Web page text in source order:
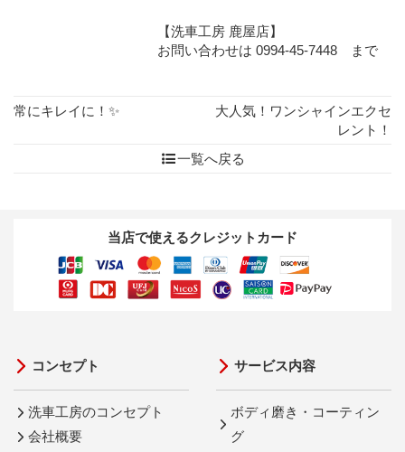
【洗車工房 鹿屋店】
お問い合わせは 0994-45-7448 まで
常にキレイに！✨
大人気！ワンシャインエクセ
レント！
一覧へ戻る
当店で使えるクレジットカード
コンセプト
洗車工房のコンセプト
会社概要
サービス内容
ボディ磨き・コーティン
グ